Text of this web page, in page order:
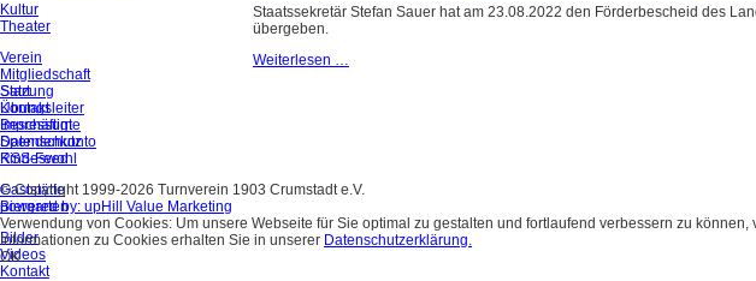
Kultur
Theater
Verein
Mitgliedschaft
Satzung
Übungsleiter
Beschäftigte
Spendenkonto
Kindeswohl
Gaststätte
Biergarten
Bilder
Videos
Kontakt
Staatssekretär Stefan Sauer hat am 23.08.2022 den Förderbescheid des
übergeben.
Weiterlesen …
Start
Kontakt
Impressum
Datenschutz
RSS-Feed
© Copyright 1999-2026 Turnverein 1903 Crumstadt e.V.
powered by: upHill Value Marketing
Verwendung von Cookies: Um unsere Webseite für Sie optimal zu gestalten und fortlaufend verbessern zu
Informationen zu Cookies erhalten Sie in unserer Datenschutzerklärung.
OK